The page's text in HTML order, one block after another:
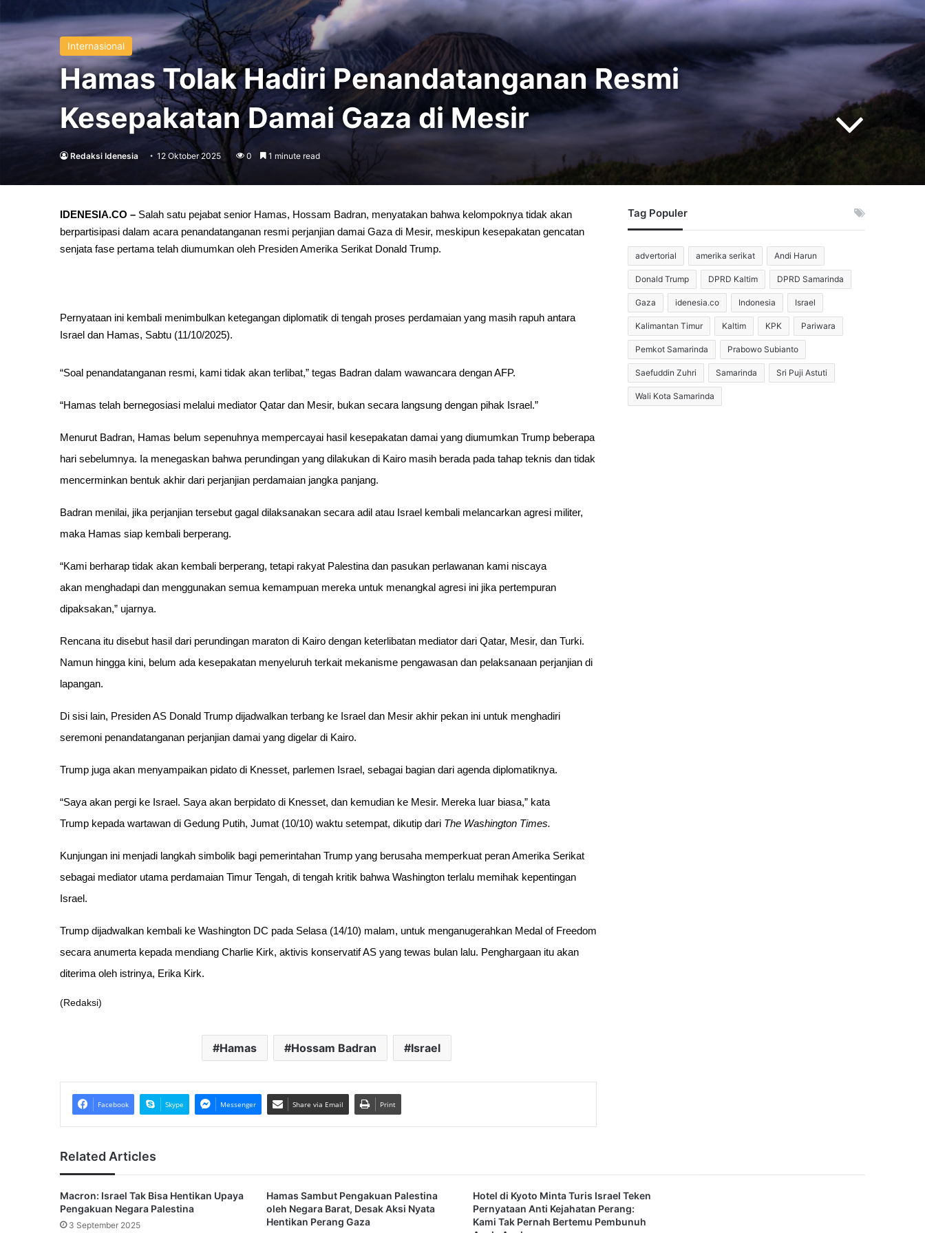
Internasional
Hamas Tolak Hadiri Penandatanganan Resmi
Kesepakatan Damai Gaza di Mesir
Redaksi Idenesia 12 Oktober 2025 0 1 minute read
IDENESIA.CO – Salah satu pejabat senior Hamas, Hossam Badran, menyatakan bahwa kelompoknya tidak akan
berpartisipasi dalam acara penandatanganan resmi perjanjian damai Gaza di Mesir, meskipun kesepakatan gencatan
senjata fase pertama telah diumumkan oleh Presiden Amerika Serikat Donald Trump.
Pernyataan ini kembali menimbulkan ketegangan diplomatik di tengah proses perdamaian yang masih rapuh antara
Israel dan Hamas, Sabtu (11/10/2025).
“Soal penandatanganan resmi, kami tidak akan terlibat,” tegas Badran dalam wawancara dengan AFP.
“Hamas telah bernegosiasi melalui mediator Qatar dan Mesir, bukan secara langsung dengan pihak Israel.”
Menurut Badran, Hamas belum sepenuhnya mempercayai hasil kesepakatan damai yang diumumkan Trump beberapa
hari sebelumnya. Ia menegaskan bahwa perundingan yang dilakukan di Kairo masih berada pada tahap teknis dan tidak
mencerminkan bentuk akhir dari perjanjian perdamaian jangka panjang.
Badran menilai, jika perjanjian tersebut gagal dilaksanakan secara adil atau Israel kembali melancarkan agresi militer,
maka Hamas siap kembali berperang.
“Kami berharap tidak akan kembali berperang, tetapi rakyat Palestina dan pasukan perlawanan kami niscaya
akan menghadapi dan menggunakan semua kemampuan mereka untuk menangkal agresi ini jika pertempuran
dipaksakan,” ujarnya.
Rencana itu disebut hasil dari perundingan maraton di Kairo dengan keterlibatan mediator dari Qatar, Mesir, dan Turki.
Namun hingga kini, belum ada kesepakatan menyeluruh terkait mekanisme pengawasan dan pelaksanaan perjanjian di
lapangan.
Di sisi lain, Presiden AS Donald Trump dijadwalkan terbang ke Israel dan Mesir akhir pekan ini untuk menghadiri
seremoni penandatanganan perjanjian damai yang digelar di Kairo.
Trump juga akan menyampaikan pidato di Knesset, parlemen Israel, sebagai bagian dari agenda diplomatiknya.
“Saya akan pergi ke Israel. Saya akan berpidato di Knesset, dan kemudian ke Mesir. Mereka luar biasa,” kata
Trump kepada wartawan di Gedung Putih, Jumat (10/10) waktu setempat, dikutip dari The Washington Times.
Kunjungan ini menjadi langkah simbolik bagi pemerintahan Trump yang berusaha memperkuat peran Amerika Serikat
sebagai mediator utama perdamaian Timur Tengah, di tengah kritik bahwa Washington terlalu memihak kepentingan
Israel.
Trump dijadwalkan kembali ke Washington DC pada Selasa (14/10) malam, untuk menganugerahkan Medal of Freedom
secara anumerta kepada mendiang Charlie Kirk, aktivis konservatif AS yang tewas bulan lalu. Penghargaan itu akan
diterima oleh istrinya, Erika Kirk.
(Redaksi)
Hamas Hossam Badran Israel
Facebook Skype Messenger Share via Email Print
Tag Populer
advertorial amerika serikat Andi Harun
Donald Trump DPRD Kaltim DPRD Samarinda
Gaza idenesia.co Indonesia Israel
Kalimantan Timur Kaltim KPK Pariwara
Pemkot Samarinda Prabowo Subianto
Saefuddin Zuhri Samarinda Sri Puji Astuti
Wali Kota Samarinda
Related Articles
Macron: Israel Tak Bisa Hentikan Upaya
Pengakuan Negara Palestina
3 September 2025
Hamas Sambut Pengakuan Palestina
oleh Negara Barat, Desak Aksi Nyata
Hentikan Perang Gaza
Hotel di Kyoto Minta Turis Israel Teken
Pernyataan Anti Kejahatan Perang:
Kami Tak Pernah Bertemu Pembunuh